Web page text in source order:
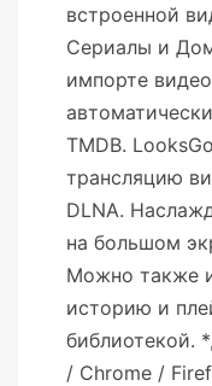
встроенной
Сериалы и
импорте
TMDB.
трансляцию
DLNA.
на большом
Можно также
историю и
библиотекой.
/ Chrome /